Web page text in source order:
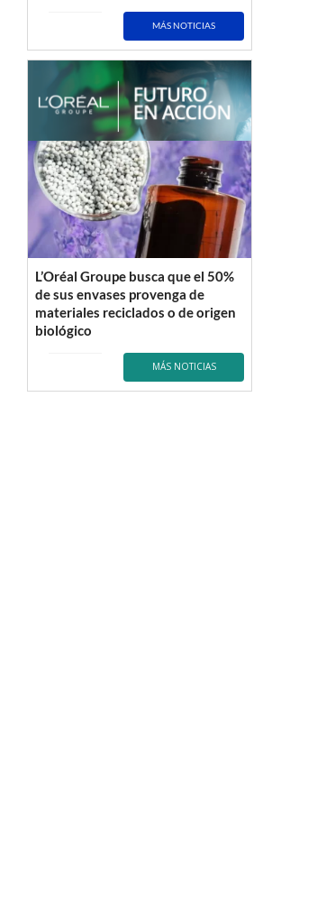
MÁS NOTICIAS
L’Oréal Groupe busca que el 50%
de sus envases provenga de
materiales reciclados o de origen
biológico
MÁS NOTICIAS